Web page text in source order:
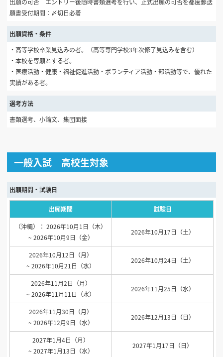
出願の可否 エントリー後随時書類選考を行い、正式出願の可否を都度郵送
願書受付期間：〆切日必着
出願資格・条件
・高等学校卒業見込みの者。（高等専門学校3年次修了見込みを含む）
・本校を専願とする者。
・医療活動・健康・福祉促進活動・ボランティア活動・部活動等で、優れた
実績がある者。
選考方法
書類選考、小論文、集団面接
一般入試 高校生対象
出願期間・試験日
出願期間 試験日
（沖縄）： 2026年10月1日（木）
~ 2026年10月9日（金）
2026年10月17日（土）
2026年10月12日（月）
~ 2026年10月21日（水）
2026年10月24日（土）
2026年11月2日（月）
~ 2026年11月11日（水）
2026年11月25日（水）
2026年11月30日（月）
~ 2026年12月9日（水）
2026年12月13日（日）
2027年1月4日（月）
~ 2027年1月13日（水）
2027年1月17日（日）